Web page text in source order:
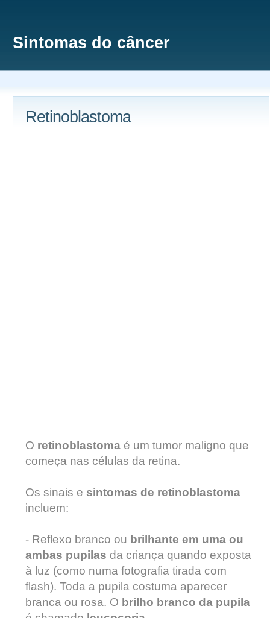
Sintomas do câncer
Retinoblastoma
O retinoblastomaé um tumor maligno que
começa nas células da retina.
Os sinais e sintomas de retinoblastoma
incluem:
- Reflexo branco ou brilhante em uma ou
ambas pupilas da criança quando exposta
à luz (como numa fotografia tirada com
flash). Toda a pupila costuma aparecer
branca ou rosa. O brilho branco da pupila